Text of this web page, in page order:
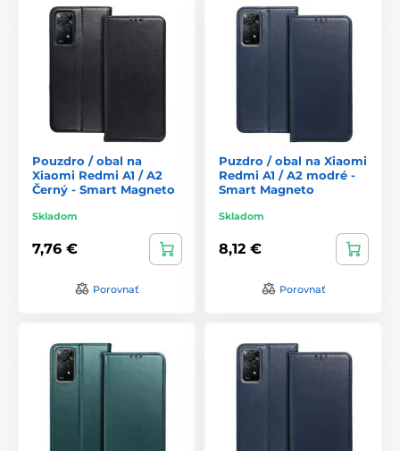
Pouzdro / obal na
Xiaomi Redmi A1 / A2
Černý - Smart Magneto
Skladom
7,76 €
Porovnať
Puzdro / obal na Xiaomi
Redmi A1 / A2 modré -
Smart Magneto
Skladom
8,12 €
Porovnať